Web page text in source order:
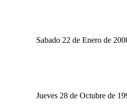
Sabado 22 de Enero de
Jueves 28 de Octubre de